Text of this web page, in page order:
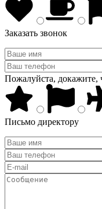
Заказать звонок
Пожалуйста, докажите,
Письмо директору